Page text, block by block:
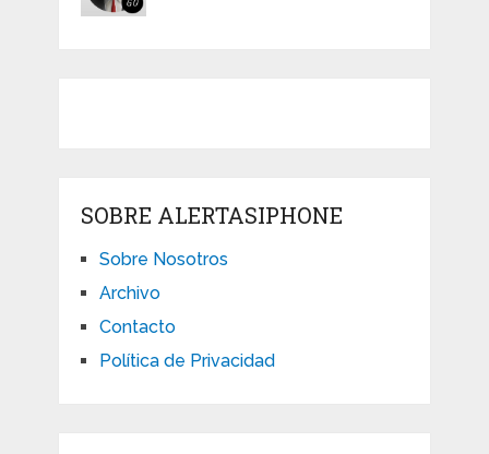
SOBRE ALERTASIPHONE
Sobre Nosotros
Archivo
Contacto
Política de Privacidad